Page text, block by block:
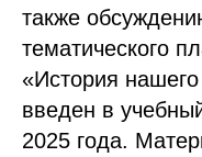
также
тематического
«История
введен в
2025 года.